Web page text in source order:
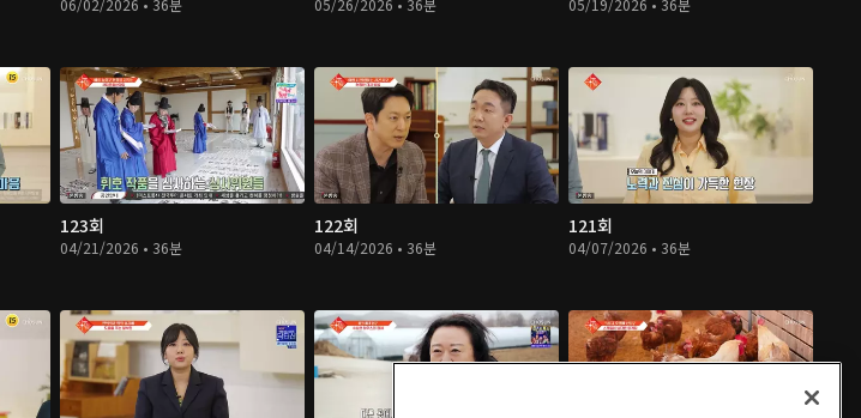
123회
04/21/2026 • 36분
122회
04/14/2026 • 36분
121회
04/07/2026 • 36분